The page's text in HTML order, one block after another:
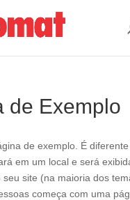
de Exemplo
de exemplo. É
em um local e será
seu site (na maioria dos
começa com uma